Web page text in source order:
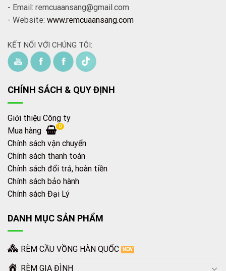
- Email: remcuaansang@gmail.com
- Website: www.remcuaansang.com
KẾT NỐI VỚI CHÚNG TÔI:
CHÍNH SÁCH & QUY ĐỊNH
Giới thiệu Công ty
Mua hàng
0
Chính sách vận chuyển
Chính sách thanh toán
Chính sách đổi trả, hoàn tiền
Chính sách bảo hành
Chính sách Đại Lý
DANH MỤC SẢN PHẨM
RÈM CẦU VỒNG HÀN QUỐC
RÈM GIA ĐÌNH